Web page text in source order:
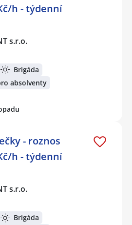
h - týdenní
s.r.o.
Brigáda
absolventy
- roznos
h - týdenní
s.r.o.
Brigáda